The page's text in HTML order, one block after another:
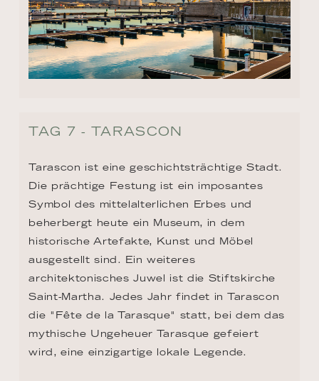
TAG 7 - TARASCON
Tarascon ist eine geschichtsträchtige Stadt.
Die prächtige Festung ist ein imposantes
Symbol des mittelalterlichen Erbes und
beherbergt heute ein Museum, in dem
historische Artefakte, Kunst und Möbel
ausgestellt sind. Ein weiteres
architektonisches Juwel ist die Stiftskirche
Saint-Martha. Jedes Jahr findet in Tarascon
die "Fête de la Tarasque" statt, bei dem das
mythische Ungeheuer Tarasque gefeiert
wird, eine einzigartige lokale Legende.